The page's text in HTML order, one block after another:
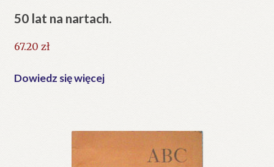
50 lat na nartach.
67.20 zł
Dowiedz się więcej